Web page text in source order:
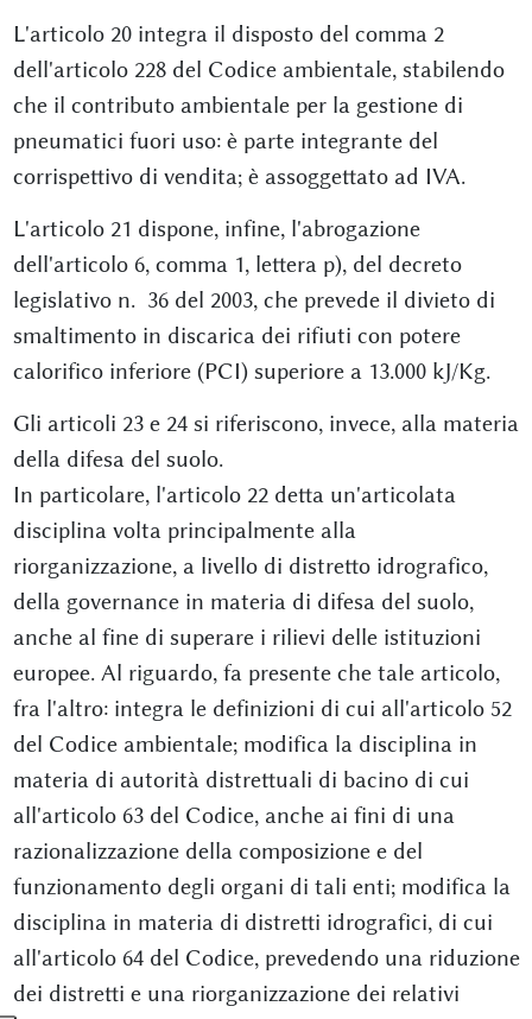
L'articolo 20 integra il disposto del comma 2
dell'articolo 228 del Codice ambientale, stabilendo
che il contributo ambientale per la gestione di
pneumatici fuori uso: è parte integrante del
corrispettivo di vendita; è assoggettato ad IVA.
L'articolo 21 dispone, infine, l'abrogazione
dell'articolo 6, comma 1, lettera p), del decreto
legislativo n. 36 del 2003, che prevede il divieto di
smaltimento in discarica dei rifiuti con potere
calorifico inferiore (PCI) superiore a 13.000 kJ/Kg.
Gli articoli 23 e 24 si riferiscono, invece, alla materia
della difesa del suolo.
In particolare, l'articolo 22 detta un'articolata
disciplina volta principalmente alla
riorganizzazione, a livello di distretto idrografico,
della governance in materia di difesa del suolo,
anche al fine di superare i rilievi delle istituzioni
europee. Al riguardo, fa presente che tale articolo,
fra l'altro: integra le definizioni di cui all'articolo 52
del Codice ambientale; modifica la disciplina in
materia di autorità distrettuali di bacino di cui
all'articolo 63 del Codice, anche ai fini di una
razionalizzazione della composizione e del
funzionamento degli organi di tali enti; modifica la
disciplina in materia di distretti idrografici, di cui
all'articolo 64 del Codice, prevedendo una riduzione
dei distretti e una riorganizzazione dei relativi